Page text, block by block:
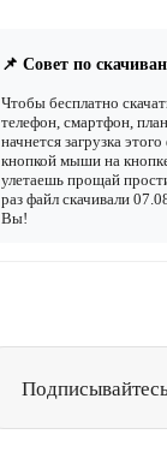
📌 Совет по
Чтобы бесплатно
телефон, смартфон,
начнется загрузка
кнопкой мыши на
улетаешь прощай
раз файл скачивали
Вы!